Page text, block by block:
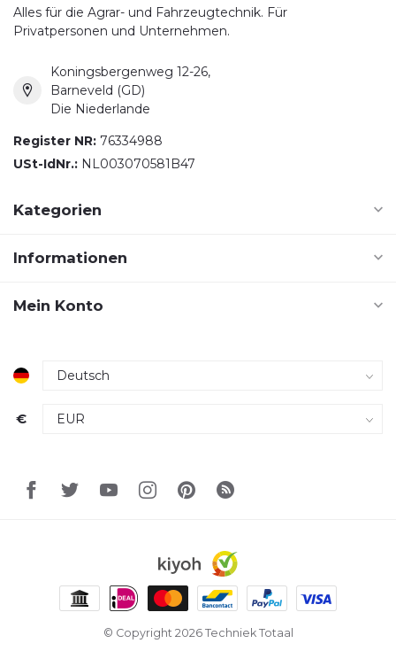
Alles für die Agrar- und Fahrzeugtechnik. Für
Privatpersonen und Unternehmen.
Koningsbergenweg 12-26,
Barneveld (GD)
Die Niederlande
Register NR: 76334988
USt-IdNr.: NL003070581B47
Kategorien
Informationen
Mein Konto
€
© Copyright 2026 Techniek Totaal